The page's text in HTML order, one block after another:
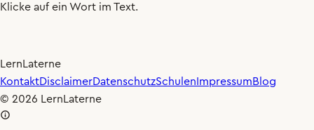
Klicke auf ein Wort im Text.
×0.80 🐢
LernLaterne
KontaktDisclaimerDatenschutzSchulen ImpressumBlog
© 2026 LernLaterne